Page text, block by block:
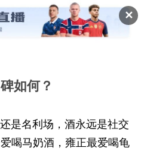
✕
如何？
是名利场，酒永远是社交
喝马奶酒，雍正最爱喝龟